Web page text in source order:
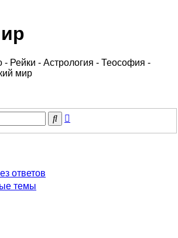
Рейки - Астрология - Теософия -
мир
Поиск
ответов
темы